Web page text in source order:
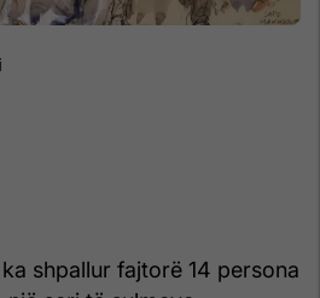
shpallur fajtorë 14 persona